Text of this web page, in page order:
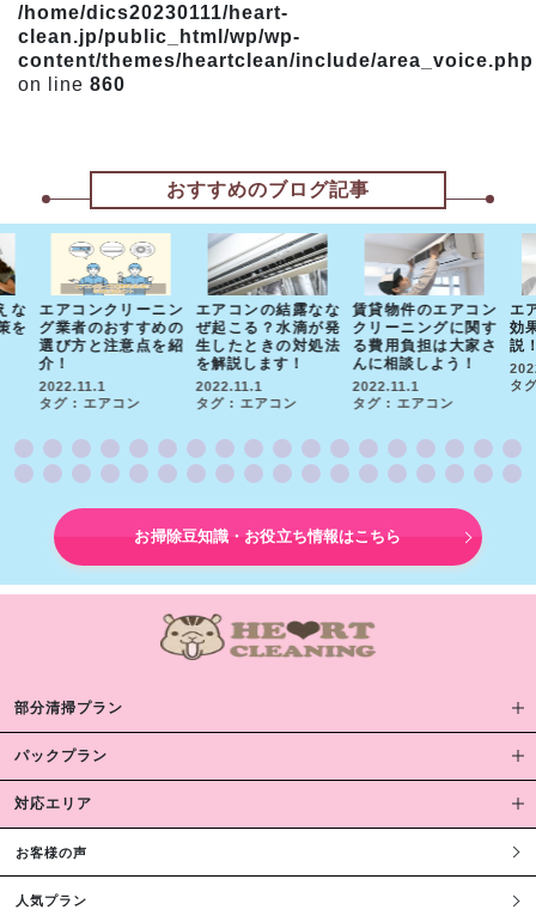
/home/dics20230111/heart-
clean.jp/public_html/wp/wp-
content/themes/heartclean/include/area_voice.php
on line 860
おすすめのブログ記事
な
を
エアコンクリーニン
グ業者のおすすめの
選び方と注意点を紹
介！
2022.11.1
タグ : エアコン
エアコンの結露なな
ぜ起こる？水滴が発
生したときの対処法
を解説します！
2022.11.1
タグ : エアコン
賃貸物件のエアコン
クリーニングに関す
る費用負担は大家さ
んに相談しよう！
2022.11.1
タグ : エアコン
エ
効
説
タ
お掃除豆知識・お役立ち情報はこちら
部分清掃プラン
パックプラン
対応エリア
お客様の声
人気プラン